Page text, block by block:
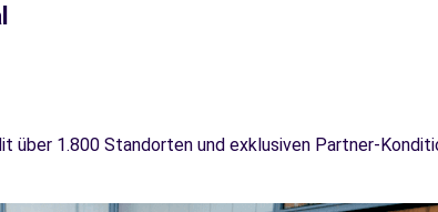
über 1.800 Standorten und exklusiven Partner-